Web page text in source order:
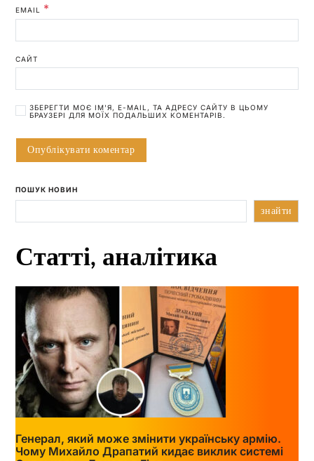
EMAIL *
САЙТ
ЗБЕРЕГТИ МОЄ ІМ'Я, E-MAIL, ТА АДРЕСУ САЙТУ В ЦЬОМУ
БРАУЗЕРІ ДЛЯ МОЇХ ПОДАЛЬШИХ КОМЕНТАРІВ.
ПОШУК НОВИН
знайти
Статті, аналітика
Генерал, який може змінити українську армію.
Чому Михайло Драпатий кидає виклик системі